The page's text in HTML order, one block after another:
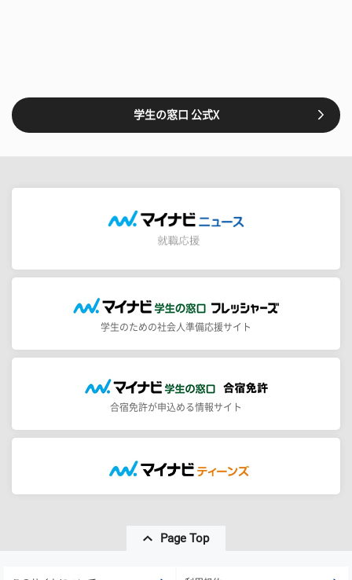
学生の窓口 公式X
学生のための社会人準備応援サイト
合宿免許が申込める情報サイト
Page Top